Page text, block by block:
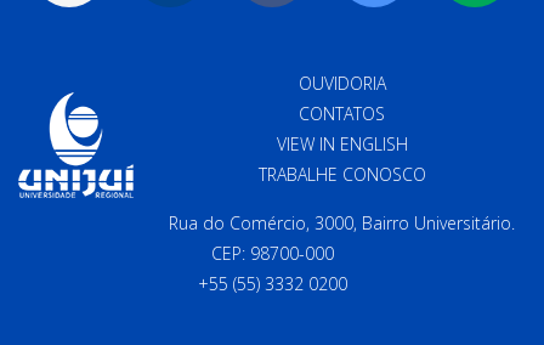
OUVIDORIA
CONTATOS
VIEW IN ENGLISH
TRABALHE CONOSCO
Rua do Comércio, 3000, Bairro Universitário.
CEP: 98700-000
+55 (55) 3332 0200